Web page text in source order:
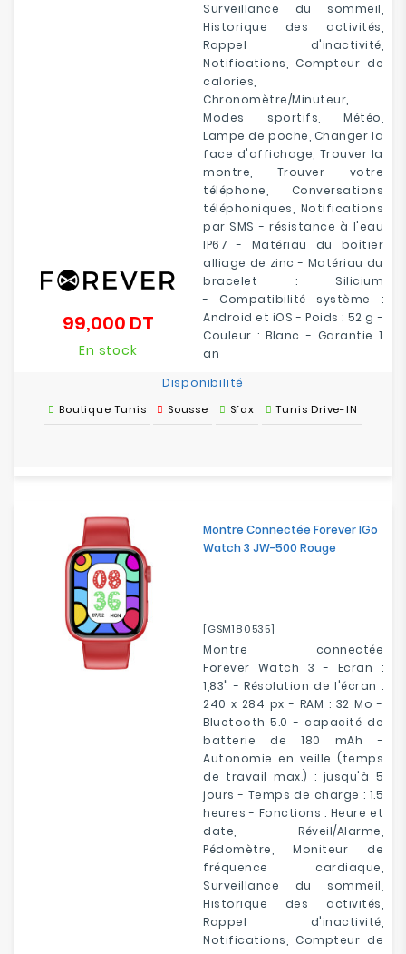
Surveillance du sommeil,
Historique des activités,
Rappel d'inactivité,
Notifications, Compteur de
calories,
Chronomètre/Minuteur,
Modes sportifs, Météo,
Lampe de poche, Changer la
face d'affichage, Trouver la
montre, Trouver votre
téléphone, Conversations
téléphoniques, Notifications
par SMS - résistance à l'eau
IP67 - Matériau du boîtier
alliage de zinc - Matériau du
bracelet : Silicium
- Compatibilité système
:
Android et iOS - Poids : 52 g -
Couleur : Blanc - Garantie 1
an
99,000 DT
En stock
Disponibilité
Boutique Tunis Sousse Sfax Tunis Drive-IN
Montre Connectée Forever IGo
Watch 3 JW-500 Rouge
[GSM180535]
Montre connectée
Forever Watch 3 - Ecran :
1,83" - Résolution de l'écran :
240 x 284 px - RAM : 32 Mo -
Bluetooth 5.0 - capacité de
batterie de 180 mAh -
Autonomie en veille (temps
de travail max.) : jusqu'à 5
jours - Temps de charge : 1.5
heures - Fonctions : Heure et
date, Réveil/Alarme,
Pédomètre, Moniteur de
fréquence cardiaque,
Surveillance du sommeil,
Historique des activités,
Rappel d'inactivité,
Notifications, Compteur de